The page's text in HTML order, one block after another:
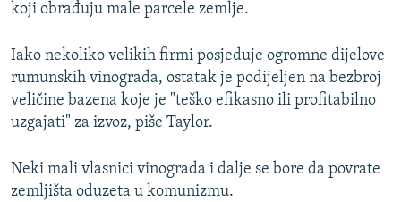
koji obrađuju male parcele zemlje.
Iako nekoliko velikih firmi posjeduje ogromne dijelove
rumunskih vinograda, ostatak je podijeljen na bezbroj
veličine bazena koje je "teško efikasno ili profitabilno
uzgajati" za izvoz, piše Taylor.
Neki mali vlasnici vinograda i dalje se bore da povrate
zemljišta oduzeta u komunizmu.